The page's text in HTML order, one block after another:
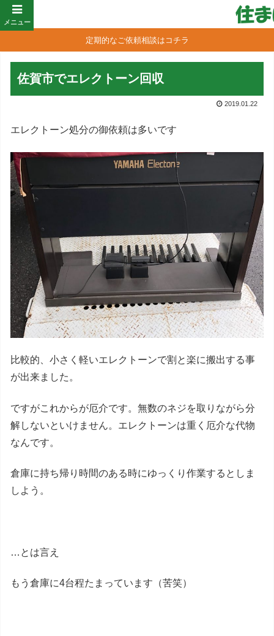
定期的なご依頼相談はコチラ
佐賀市でエレクトーン回収
2019.01.22
エレクトーン処分の御依頼は多いです
比較的、小さく軽いエレクトーンで割と楽に搬出する事
が出来ました。
ですがこれからが厄介です。無数のネジを取りながら分
解しないといけません。エレクトーンは重く厄介な代物
なんです。
倉庫に持ち帰り時間のある時にゆっくり作業するとしま
しよう。
…とは言え
もう倉庫に4台程たまっています（苦笑）
メニュー